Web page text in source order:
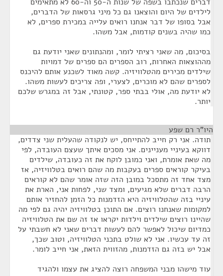
לילדים של היום והוצאנו גם כל מיני גרסאות של הדברים,
אבל בסופו של דבר אנחנו רואים עלייה במכירת ספרים, לא
כמו שהיה בשנים קודמות, אבל משהו.
בסיכום, מה שאני רציתי לומר, ומהנתונים שאני יודעת גם
מההוצאות האחרות, רוב הספרים הם ספרים של דמויות
שילדים מכירים מהטלוויזיה. קשה מאוד לשכנע אותם להיכנס
לספרים שהם לא מוכרים, לצערי, ופה צריכים לעשות משהו.
לא יודעת מה, אולי בבתי ספר, קטונתי, אבל זה במגרש שלכם
יותר.
היו"ר רם שפע
תודה. אני רק חייב להתייחס, יש לנקודה שהעלית שני צדדים,
דווקא בעיניי מעניינים. אני מסכים איתך שעצם העובדה, לפי
מה שאת אומרת, ואני כמובן לוקח את זה כעובדה, שילדים
בעיקר קוראים ספרים בעקבות מה שהם רואים בטלוויזיה, אז
מצד אחד זה מתסכל במובן הזה שזה אומר שהם לא קוראים
הרבה דברים שלא מגיעים, ומצד שני, לפחות אני, הארת את
עיניי בזה שהטלוויזיה היא הזדמנות כל הזמן להחזיר אותם
למקומות שאנחנו רוצים. אם התוכן בטלוויזיה יהיה גם לפי מה
שהיינו רוצים שילדים וילדות יקראו אז זה שם את הטלוויזיה
כמדיום שיכול לאפשר להם לעשות דברים שאני לא חשבתי על
זה עד עכשיו. אני לא שולט בתכני הטלוויזיה, וטוב שכך,
אבל יש בזה גם הזדמנות, מהזווית הזאת, אני חייב לומר.
עוד מישהו מבני המשפחה רוצה להציג את עצמו ולהגיד